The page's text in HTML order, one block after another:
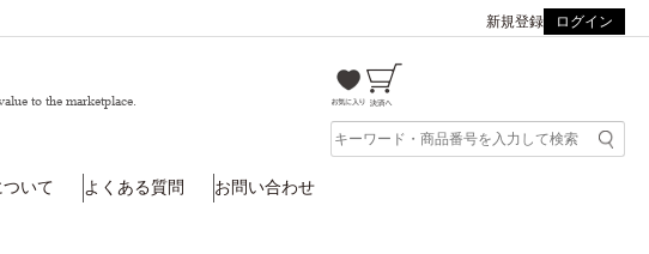
新規登録 ログイン
to the marketplace.
いて よくある質問 お問い合わせ